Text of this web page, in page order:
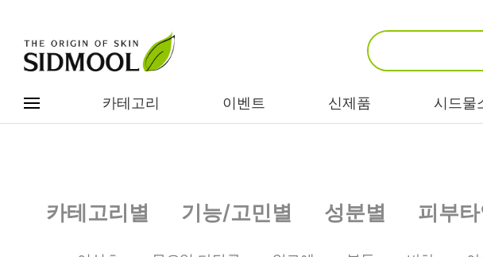
카테고리 이벤트 신제품 시드물
카테고리별 베스트
비누/클렌징
카테고리별 기능/고민별 성분별 피부